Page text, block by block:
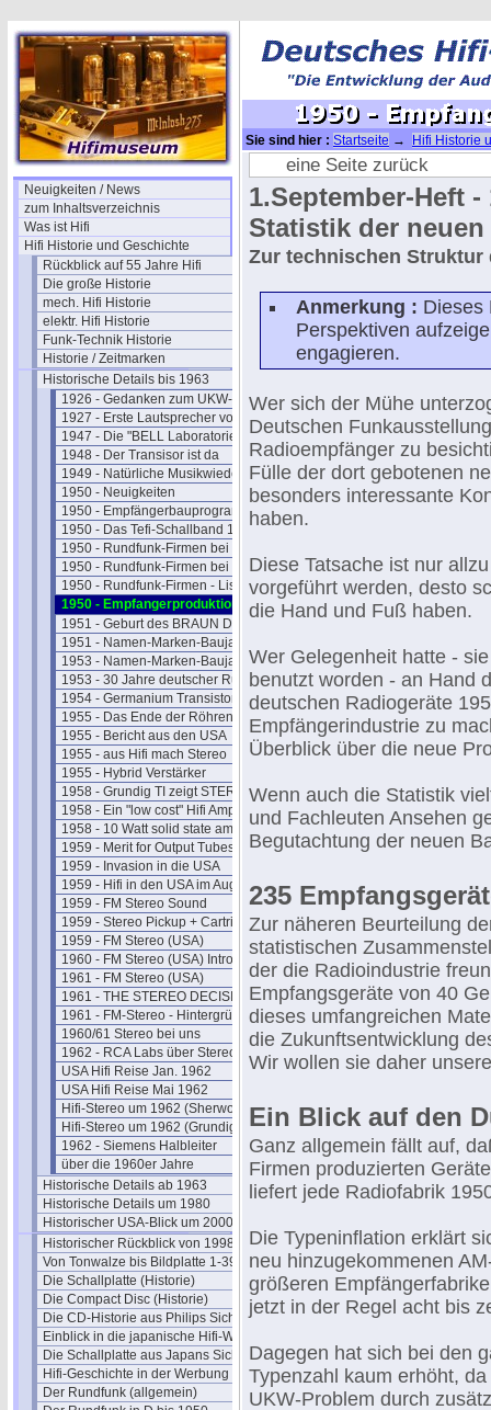
Neuigkeiten / News
zum Inhaltsverzeichnis
Was ist Hifi
Hifi Historie und Geschichte
Rückblick auf 55 Jahre Hifi
Die große Historie
mech. Hifi Historie
elektr. Hifi Historie
Funk-Technik Historie
Historie / Zeitmarken
Historische Details bis 1963
1926 - Gedanken zum UKW-Rundfunk
1927 - Erste Lautsprecher von Philips
1947 - Die "BELL Laboratories"
1948 - Der Transisor ist da
1949 - Natürliche Musikwiedergabe
1950 - Neuigkeiten
1950 - Empfängerbauprogramm
1950 - Das Tefi-Schallband 1950
1950 - Rundfunk-Firmen bei uns I
1950 - Rundfunk-Firmen bei uns II
1950 - Rundfunk-Firmen - Liste
1950 - Empfangerproduktion
1951 - Geburt des BRAUN Designs
1951 - Namen-Marken-Baujahre
1953 - Namen-Marken-Baujahre
1953 - 30 Jahre deutscher Rundfunk
1954 - Germanium Transistoren
1955 - Das Ende der Röhren ?
1955 - Bericht aus den USA
1955 - aus Hifi mach Stereo
1955 - Hybrid Verstärker
1958 - Grundig TI zeigt STEREO
1958 - Ein "low cost" Hifi Amp
1958 - 10 Watt solid state amp
1959 - Merit for Output Tubes
1959 - Invasion in die USA
1959 - Hifi in den USA im Aug.
1959 - FM Stereo Sound
1959 - Stereo Pickup + Cartridges
1959 - FM Stereo (USA)
1960 - FM Stereo (USA) Intro
1961 - FM Stereo (USA)
1961 - THE STEREO DECISION
1961 - FM-Stereo - Hintergründe
1960/61 Stereo bei uns
1962 - RCA Labs über Stereo
USA Hifi Reise Jan. 1962
USA Hifi Reise Mai 1962
Hifi-Stereo um 1962 (Sherwood)
Hifi-Stereo um 1962 (Grundig)
1962 - Siemens Halbleiter
über die 1960er Jahre
Historische Details ab 1963
Historische Details um 1980
Historischer USA-Blick um 2000
Historischer Rückblick von 1998
Von Tonwalze bis Bildplatte 1-39
Die Schallplatte (Historie)
Die Compact Disc (Historie)
Die CD-Historie aus Philips Sicht
Einblick in die japanische Hifi-Welt
Die Schallplatte aus Japans Sicht
Hifi-Geschichte in der Werbung
Der Rundfunk (allgemein)
Sie sind hier : Startseite →
Hifi Historie
Empfangerproduktion
eine Seite zurück
1.September-Heft -
Statistik der
Zur technischen Struktur
Anmerkung : Dieses
Perspektiven
engagieren.
Wer sich der Mühe
Deutschen
Radioempfänger zu
Fülle der dort gebotenen
besonders interessante
haben.
Diese Tatsache ist nur
vorgeführt werden, desto
die Hand und Fuß haben.
Wer Gelegenheit hatte -
benutzt worden - an Hand
deutschen Radiogeräte
Empfängerindustrie zu
Überblick über die neue
Wenn auch die Statistik
und Fachleuten Ansehen
Begutachtung der neuen
235
Zur näheren Beurteilung
statistischen
der die Radioindustrie
Empfangsgeräte von 40
dieses umfangreichen
die Zukunftsentwicklung
Wir wollen sie daher
Ein Blick auf den
Ganz allgemein fällt auf,
Firmen produzierten
liefert jede Radiofabrik
Die Typeninflation erklärt
neu hinzugekommenen
größeren
jetzt in der Regel acht bis
Dagegen hat sich bei den
Typenzahl kaum erhöht,
UKW-Problem durch